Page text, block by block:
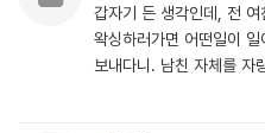
갑자기 든 생각인데, 전
왁싱하러가면 어떤일이
보내다니. 남친 자체를 자